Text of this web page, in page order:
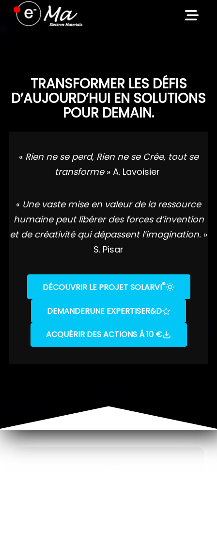
Skip
TRANSFORMER LES DÉFIS
D’AUJOURD’HUI EN SOLUTIONS
POUR DEMAIN.
« Rien ne se perd, Rien ne se Crée, tout se
transforme » A. Lavoisier
« Une vaste mise en valeur de la ressource
humaine peut libérer des forces d’invention
et de créativité qui dépassent l’imagination. »
S. Pisar
DÉCOUVRIR LE PROJET SOLARVI®
DEMANDERUNE EXPERTISER&D
ACQUÉRIR DES ACTIONS À 10 €